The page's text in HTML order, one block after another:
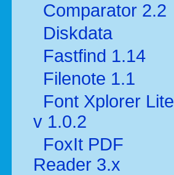
Comparator 2.2
Diskdata
Fastfind 1.14
Filenote 1.1
Font Xplorer Lite
v 1.0.2
FoxIt PDF
Reader 3.x